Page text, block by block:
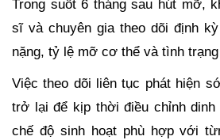
Trong suốt 6 tháng sau hút mỡ,
sĩ và chuyên gia theo dõi định
nặng, tỷ lệ mỡ cơ thể và tình
Việc theo dõi liên tục phát hiện
trở lại để kịp thời điều chỉnh
chế độ sinh hoạt phù hợp với